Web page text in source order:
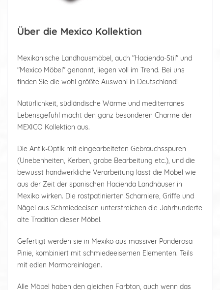
Über die Mexico Kollektion
Mexikanische Landhausmöbel, auch "Hacienda-Stil" und
"Mexico Möbel" genannt, liegen voll im Trend. Bei uns
finden Sie die wohl größte Auswahl in Deutschland!
Natürlichkeit, südländische Wärme und mediterranes
Lebensgefühl macht den ganz besonderen Charme der
MEXICO Kollektion aus.
Die Antik-Optik mit eingearbeiteten Gebrauchsspuren
(Unebenheiten, Kerben, grobe Bearbeitung etc.), und die
bewusst handwerkliche Verarbeitung lässt die Möbel wie
aus der Zeit der spanischen Hacienda Landhäuser in
Mexiko wirken. Die rostpatinierten Scharniere, Griffe und
Nägel aus Schmiedeeisen unterstreichen die Jahrhunderte
alte Tradition dieser Möbel.
Gefertigt werden sie in Mexiko aus massiver Ponderosa
Pinie, kombiniert mit schmiedeeisernen Elementen. Teils
mit edlen Marmoreinlagen.
Alle Möbel haben den gleichen Farbton, auch wenn das